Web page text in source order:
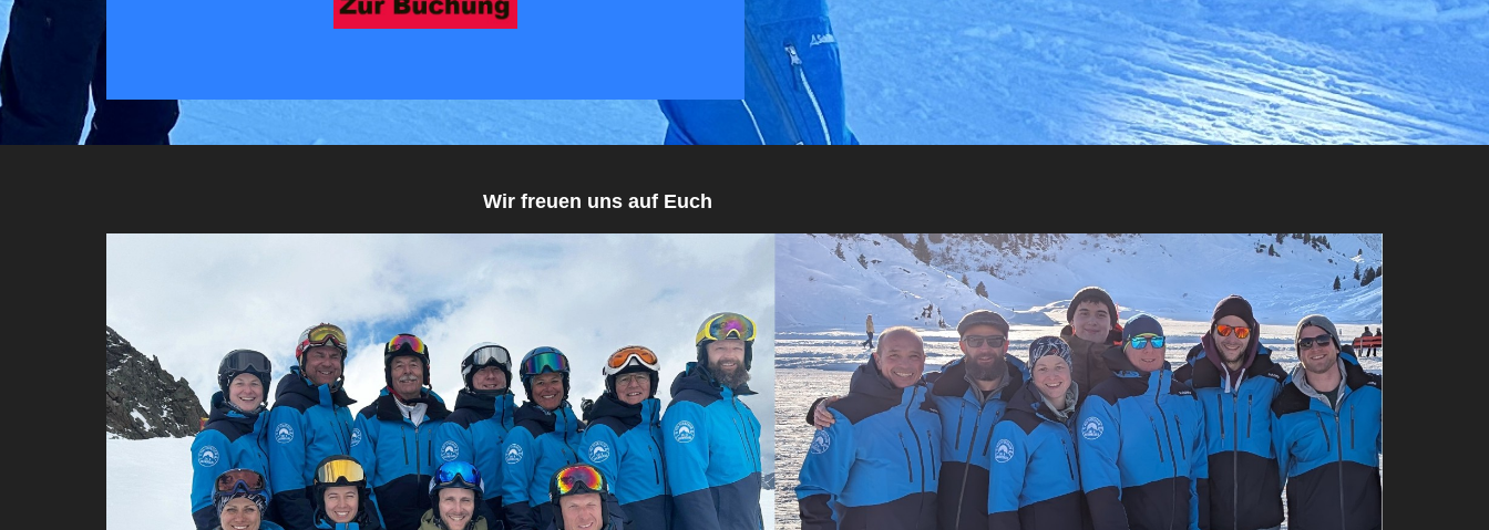
Wir freuen uns auf Euch